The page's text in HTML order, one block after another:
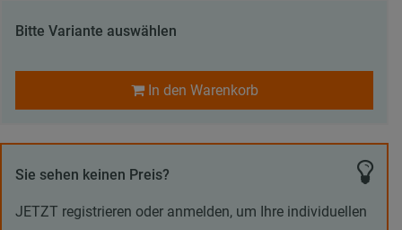
Bitte Variante auswählen
In den Warenkorb
Sie sehen keinen Preis?
JETZT registrieren oder anmelden, um Ihre individuellen